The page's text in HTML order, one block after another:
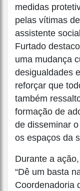
medidas
pelas vítimas
assistente
Furtado
uma mudança
desigualdades
reforçar que
também
formação de
de disseminar
os espaços da
Durante a
“Dê um basta
Coordenadoria